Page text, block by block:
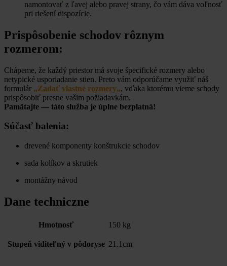
namontovať z ľavej alebo pravej strany, čo vám dáva voľnosť
pri riešení dispozície.
Prispôsobenie schodov rôznym
rozmerom:
Chápeme, že každý priestor má svoje špecifické rozmery alebo
netypické usporiadanie stien. Preto vám odporúčame využiť náš
formulár „Zadať vlastné rozmery„, vďaka ktorému vieme schody
prispôsobiť presne vašim požiadavkám.
Pamätajte — táto služba je úplne bezplatná!
Súčasť balenia:
drevené komponenty konštrukcie schodov
sada kolíkov a skrutiek
montážny návod
Dane techniczne
Hmotnosť 150 kg
Stupeň viditeľný v pôdoryse 21.1cm